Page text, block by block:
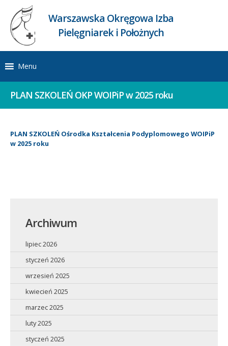
Warszawska Okręgowa Izba
Pielęgniarek i Położnych
Menu
PLAN SZKOLEŃ OKP WOIPiP w 2025 roku
PLAN SZKOLEŃ Ośrodka Kształcenia Podyplomowego WOIPiP
w 2025 roku
Archiwum
lipiec 2026
styczeń 2026
wrzesień 2025
kwiecień 2025
marzec 2025
luty 2025
styczeń 2025